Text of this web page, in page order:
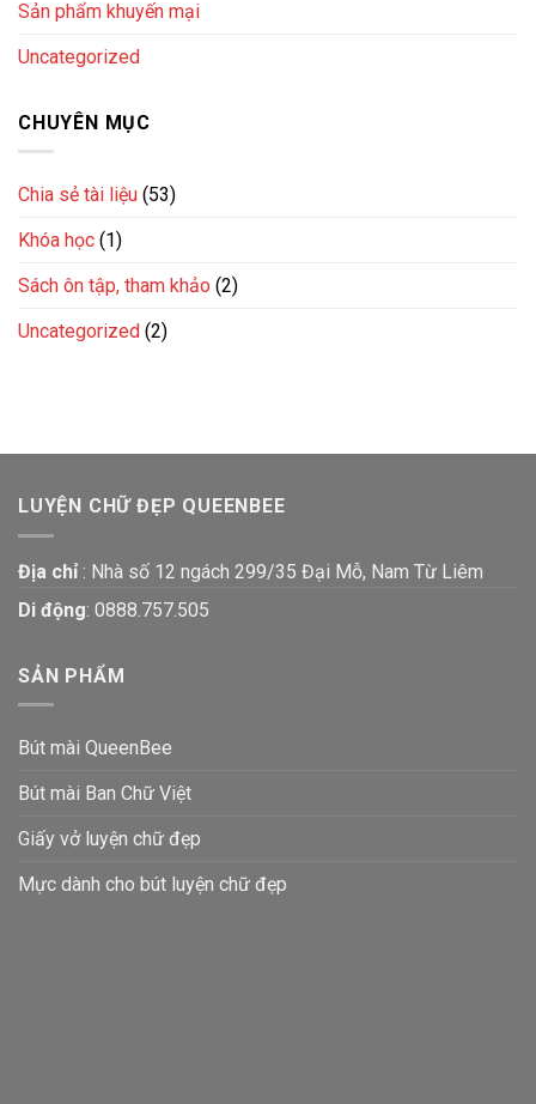
Sản phẩm khuyến mại
Uncategorized
CHUYÊN MỤC
Chia sẻ tài liệu (53)
Khóa học (1)
Sách ôn tập, tham khảo (2)
Uncategorized (2)
LUYỆN CHỮ ĐẸP QUEENBEE
Địa chỉ : Nhà số 12 ngách 299/35 Đại Mỗ, Nam Từ Liêm
Di động: 0888.757.505
SẢN PHẨM
Bút mài QueenBee
Bút mài Ban Chữ Việt
Giấy vở luyện chữ đẹp
Mực dành cho bút luyện chữ đẹp